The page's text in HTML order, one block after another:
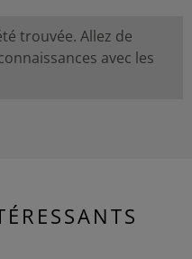
trouvée. Allez de
avec les